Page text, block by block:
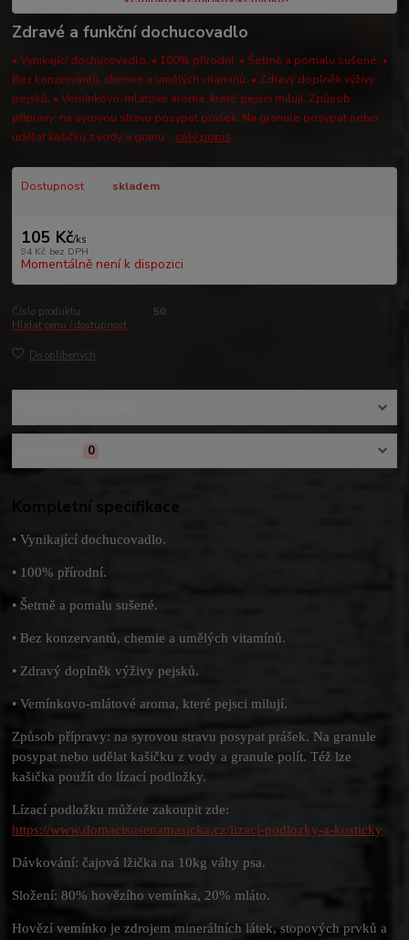
Zdravé a funkční dochucovadlo
• Vynikající dochucovadlo. • 100% přírodní. • Šetrně a pomalu sušené. •
Bez konzervantů, chemie a umělých vitamínů. • Zdravý doplněk výživy
pejsků. • Vemínkovo-mlátové aroma, které pejsci milují. Způsob
přípravy: na syrovou stravu posypat prášek. Na granule posypat nebo
udělat kašičku z vody a granu... celý popis
Dostupnost skladem
105 Kč/ks
94 Kč bez DPH
Momentálně není k dispozici
Číslo produktu:
50
Hlídat cenu / dostupnost
Do oblíbených
0
Kompletní specifikace
• Vynikající dochucovadlo.
• 100% přírodní.
• Šetrně a pomalu sušené.
• Bez konzervantů, chemie a umělých vitamínů.
• Zdravý doplněk výživy pejsků.
• Vemínkovo-mlátové aroma, které pejsci milují.
Způsob přípravy: na syrovou stravu posypat prášek. Na granule
posypat nebo udělat kašičku z vody a granule polít. Též lze
kašička použít do lízací podložky.
Lízací podložku můžete zakoupit zde:
https://www.domacisusenamasicka.cz/lizaci-podlozky-a-kosticky
Dávkování: čajová lžička na 10kg váhy psa.
Složení: 80% hovězího vemínka, 20% mláto.
Hovězí vemínko je zdrojem minerálních látek, stopových prvků a